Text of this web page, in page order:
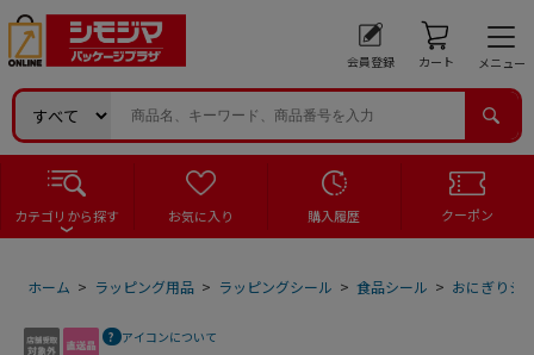
会員登録 カート メニュー
カテゴリから探す お気に入り 購入履歴 クーポン
ホーム > ラッピング用品 > ラッピングシール > 食品シール > おにぎりシ
アイコンについて